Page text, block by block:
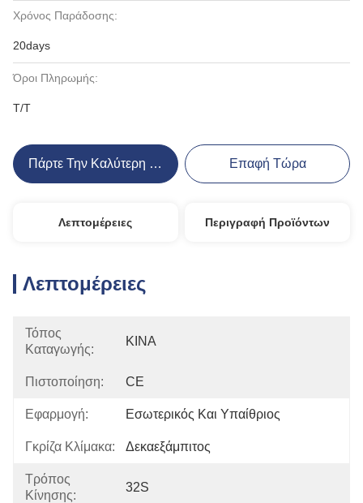
Χρόνος Παράδοσης:
20days
Όροι Πληρωμής:
T/T
Πάρτε Την Καλύτερη Τιμή Επαφή Τώρα
Λεπτομέρειες Περιγραφή Προϊόντων
Λεπτομέρειες
Τόπος
Καταγωγής:
ΚΙΝΑ
Πιστοποίηση: CE
Εφαρμογή: Εσωτερικός Και Υπαίθριος
Γκρίζα Κλίμακα: Δεκαεξάμπιτος
Τρόπος
Κίνησης:
32S